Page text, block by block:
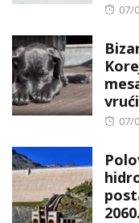
07/
07/